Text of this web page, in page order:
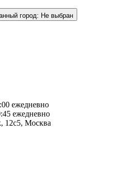
город: Не выбран
ежедневно
ежедневно
12с5, Москва